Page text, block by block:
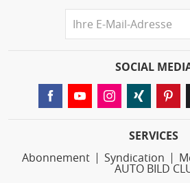
SOCIAL
SERVICES
Abonnement
Syndication
AUTO BILD